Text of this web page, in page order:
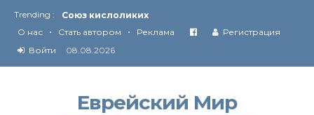
Trending :
Союз кислоликих
Соглашение США с Ираном
Технология Революции в Иране
О нас • Стать автором • Реклама
Регистрация
Войти
08.08.2026
Еврейский Мир